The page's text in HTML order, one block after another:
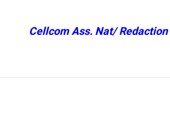
Cellcom Ass. Nat/